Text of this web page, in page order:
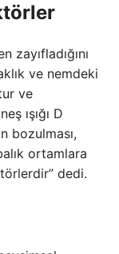
zayıfladığını
ve nemdeki
ve
ışığı D
bozulması,
ortamlara
dedi.